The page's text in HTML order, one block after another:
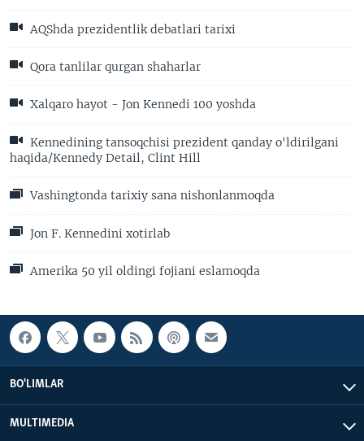
AQShda prezidentlik debatlari tarixi
Qora tanlilar qurgan shaharlar
Xalqaro hayot - Jon Kennedi 100 yoshda
Kennedining tansoqchisi prezident qanday o'ldirilgani
haqida/Kennedy Detail, Clint Hill
Vashingtonda tarixiy sana nishonlanmoqda
Jon F. Kennedini xotirlab
Amerika 50 yil oldingi fojiani eslamoqda
BO'LIMLAR
MULTIMEDIA